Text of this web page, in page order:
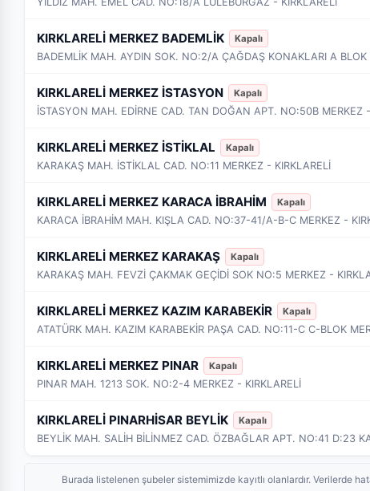
KIRKLARELİ MERKEZ BADEMLİK Kapalı
BADEMLİK MAH. AYDIN SOK. NO:2/A ÇAĞDAŞ KONAKLARI A BLOK
KIRKLARELİ MERKEZ İSTASYON Kapalı
İSTASYON MAH. EDİRNE CAD. TAN DOĞAN APT. NO:50B MERKEZ
KIRKLARELİ MERKEZ İSTİKLAL Kapalı
KARAKAŞ MAH. İSTİKLAL CAD. NO:11 MERKEZ - KIRKLARELİ
KIRKLARELİ MERKEZ KARACA İBRAHİM Kapalı
KARACA İBRAHİM MAH. KIŞLA CAD. NO:37-41/A-B-C MERKEZ -
KIRKLARELİ MERKEZ KARAKAŞ Kapalı
KARAKAŞ MAH. FEVZİ ÇAKMAK GEÇİDİ SOK NO:5 MERKEZ -
KIRKLARELİ MERKEZ KAZIM KARABEKİR Kapalı
ATATÜRK MAH. KAZIM KARABEKİR PAŞA CAD. NO:11-C C-BLOK
KIRKLARELİ MERKEZ PINAR Kapalı
PINAR MAH. 1213 SOK. NO:2-4 MERKEZ - KIRKLARELİ
KIRKLARELİ PINARHİSAR BEYLİK Kapalı
Burada listelenen şubeler sistemimizde kayıtlı olanlardır. Verilerde